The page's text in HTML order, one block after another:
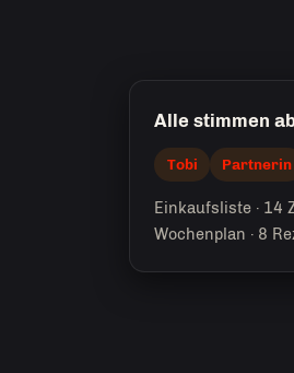
Alle stimmen
Tobi Partnerin
Einkaufsliste · 14
Wochenplan · 8